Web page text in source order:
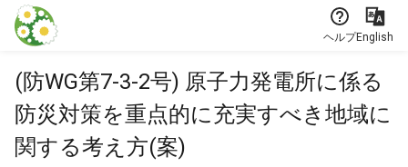
本文に飛ぶ
ヘルプEnglish
(防WG第7-3-2号) 原子力発電所に係る
防災対策を重点的に充実すべき地域に
関する考え方(案)